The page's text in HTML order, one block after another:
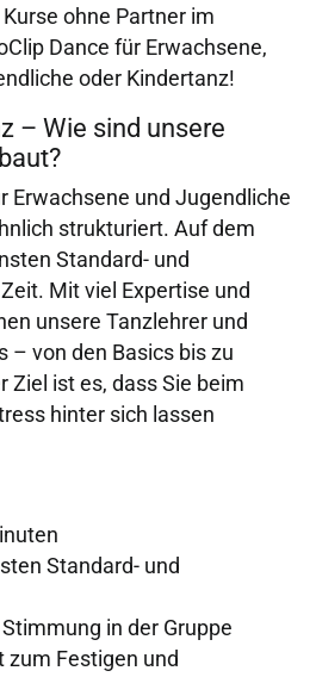
ohne Partner im
Dance für Erwachsene,
oder Kindertanz!
– Wie sind unsere
Erwachsene und Jugendliche
strukturiert. Auf dem
Standard- und
Mit viel Expertise und
unsere Tanzlehrer und
– von den Basics bis zu
Ziel ist es, dass Sie beim
hinter sich lassen
Standard- und
in der Gruppe
zum Festigen und